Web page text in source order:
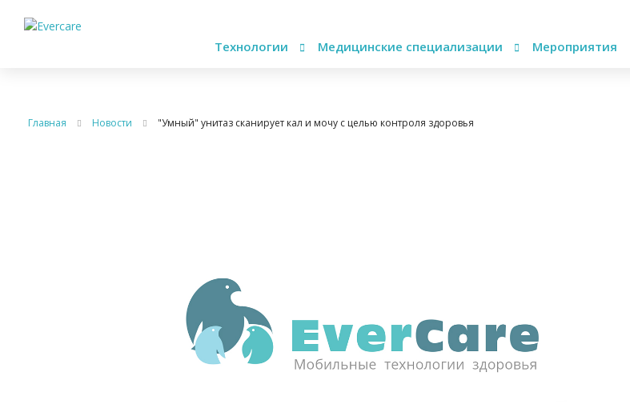
Технологии Медицинские специализации Мероприятия
Главная Новости "Умный" унитаз сканирует кал и мочу с целью контроля здоровья